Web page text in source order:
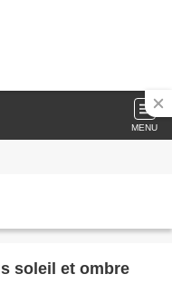
MENU
soleil et ombre